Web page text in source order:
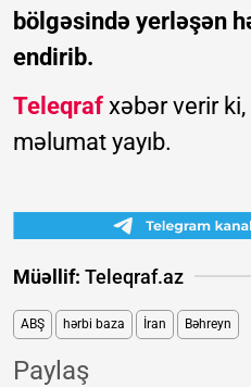
bölgəsində yerləşən
endirib.
Teleqraf xəbər verir
məlumat yayıb.
Müəllif: Teleqraf.az
ABŞ hərbi baza İran Bəhreyn
Paylaş